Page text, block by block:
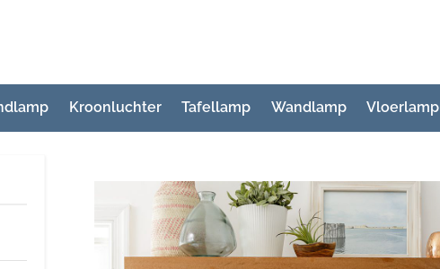
Kroonluchter Tafellamp Wandlamp Vloerlamp